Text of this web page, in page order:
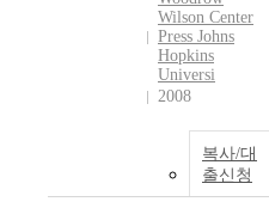
Wilson Center
Press Johns
Hopkins
Universi
2008
복사/대
출신청